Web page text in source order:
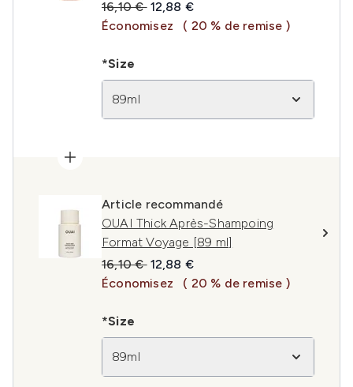
Prix de vente :
16,10 € Prix ​​actuel :
12,88 €
Économisez
( 20 % de remise )
*Size
89ml
Article recommandé
OUAI Thick Après-Shampoing
Format Voyage [89 ml]
Prix de vente :
16,10 € Prix ​​actuel :
12,88 €
Économisez
( 20 % de remise )
*Size
89ml